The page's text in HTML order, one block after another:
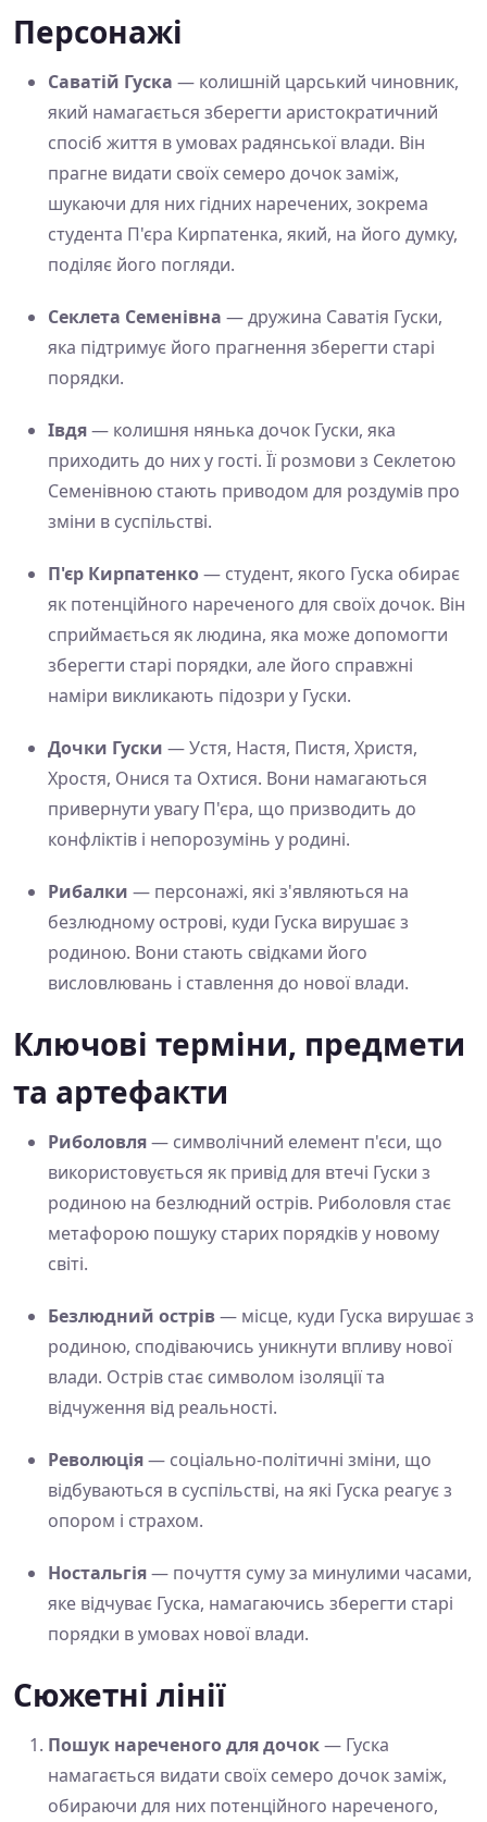
Персонажі
Саватій Гуска — колишній царський чиновник,
який намагається зберегти аристократичний
спосіб життя в умовах радянської влади. Він
прагне видати своїх семеро дочок заміж,
шукаючи для них гідних наречених, зокрема
студента П'єра Кирпатенка, який, на його думку,
поділяє його погляди.
Секлета Семенівна — дружина Саватія Гуски,
яка підтримує його прагнення зберегти старі
порядки.
Івдя— колишня нянька дочок Гуски, яка
приходить до них у гості. Її розмови з Секлетою
Семенівною стають приводом для роздумів про
зміни в суспільстві.
П'єр Кирпатенко— студент, якого Гуска обирає
як потенційного нареченого для своїх дочок. Він
сприймається як людина, яка може допомогти
зберегти старі порядки, але його справжні
наміри викликають підозри у Гуски.
Дочки Гуски — Устя, Настя, Пистя, Христя,
Хростя, Онися та Охтися. Вони намагаються
привернути увагу П'єра, що призводить до
конфліктів і непорозумінь у родині.
Рибалки — персонажі, які з'являються на
безлюдному острові, куди Гуска вирушає з
родиною. Вони стають свідками його
висловлювань і ставлення до нової влади.
Ключові терміни, предмети
та артефакти
Риболовля— символічний елемент п'єси, що
використовується як привід для втечі Гуски з
родиною на безлюдний острів. Риболовля стає
метафорою пошуку старих порядків у новому
світі.
Безлюдний острів— місце, куди Гуска вирушає з
родиною, сподіваючись уникнути впливу нової
влади. Острів стає символом ізоляції та
відчуження від реальності.
Революція— соціально-політичні зміни, що
відбуваються в суспільстві, на які Гуска реагує з
опором і страхом.
Ностальгія— почуття суму за минулими часами,
яке відчуває Гуска, намагаючись зберегти старі
порядки в умовах нової влади.
Сюжетні лінії
Пошук нареченого для дочок— Гуска
намагається видати своїх семеро дочок заміж,
обираючи для них потенційного нареченого,